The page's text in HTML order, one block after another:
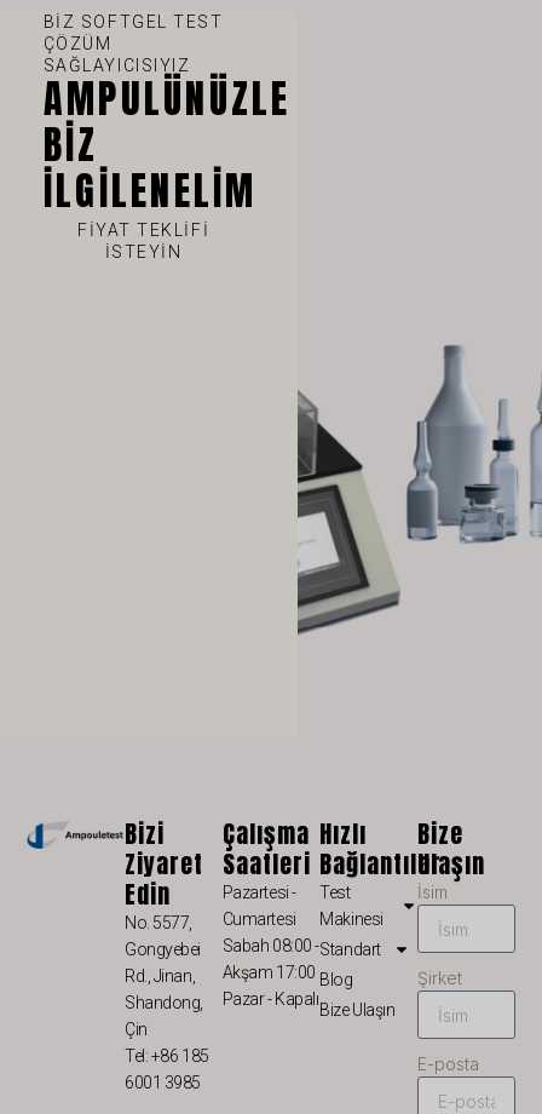
BIZ SOFTGEL TEST
ÇÖZÜM
SAĞLAYICISIYIZ
AMPULÜNÜZLE
BIZ
İLGILENELIM
FIYAT TEKLIFI
ISTEYIN
Bizi
Ziyaret
Edin
No. 5577,
Gongyebei
Rd., Jinan,
Shandong,
Çin
Tel: +86 185
6001 3985
Çalışma
Saatleri
Pazartesi -
Cumartesi
Sabah 08:00 -
Akşam 17:00
Pazar - Kapalı
Hızlı
Bağlantılar
Test
Makinesi
Standart
Blog
Bize Ulaşın
Bize
Ulaşın
İsim
Şirket
E-posta
ES
ET
FI
FR
HU
ID
IT
PT
RO
SK
SL